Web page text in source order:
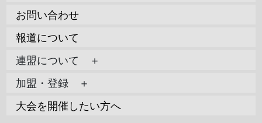
お問い合わせ
報道について
連盟について ＋
加盟・登録 ＋
大会を開催したい方へ